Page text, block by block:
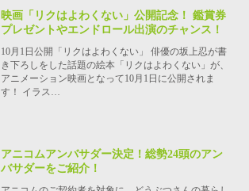
映画「リクはよわくない」公開記念！ 鑑賞券
プレゼントやエンドロール出演のチャンス！
10月1日公開「リクはよわくない」 俳優の坂上忍が書
き下ろしをした話題の絵本「リクはよわくない」が、
アニメーション映画となって10月1日に公開されま
す！ イラス…
アニコムアンバサダー決定！総勢24頭のアン
バサダーをご紹介！